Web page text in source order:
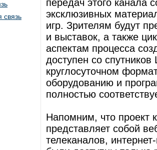
связь
передач этого канала
эксклюзивных
игр. Зрителям будут
и выставок, а также
аспектам процесса
доступен со
круглосуточном
оборудованию и
полностью
Напомним, что проект
представляет собой
телеканалов,